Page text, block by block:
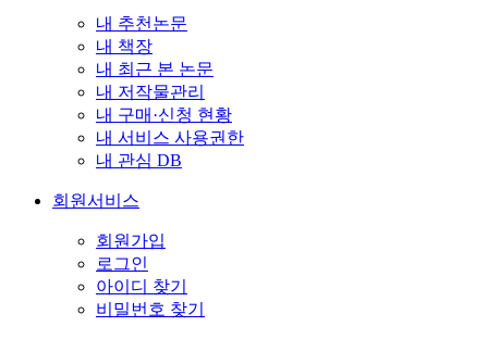
내 추천논문
내 책장
내 최근 본 논문
내 저작물관리
내 구매·신청 현황
내 서비스 사용권한
내 관심 DB
회원서비스
회원가입
로그인
아이디 찾기
비밀번호 찾기